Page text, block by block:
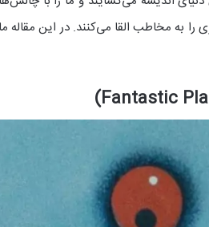
به مخاطب القا می‌کنند. در این مقاله